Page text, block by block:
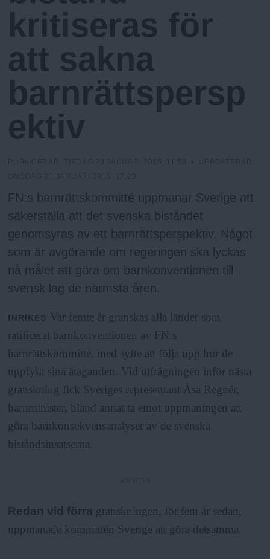
N
u
y
kritiseras för
att sakna
barnrättspersp
ektiv
FN:s barnrättskommitté uppmanar Sverige att
säkerställa att det svenska biståndet
genomsyras av ett barnrättsperspektiv. Något
som är avgörande om regeringen ska lyckas
nå målet att göra om barnkonventionen till
svensk lag de närmsta åren.
INRIKES
Var femte år granskas alla länder som
ratificerat barnkonventionen av FN:s
barnrättskommitté, med syfte att följa upp hur de
uppfyllt sina åtaganden. Vid utfrågningen inför nästa
granskning fick Sveriges representant Åsa Regnér,
barnminister, bland annat ta emot uppmaningen att
göra barnkonsekvensanalyser av de svenska
biståndsinsatserna.
Redan vid förra granskningen, för fem år sedan,
uppmanade kommittén Sverige att göra detsamma.